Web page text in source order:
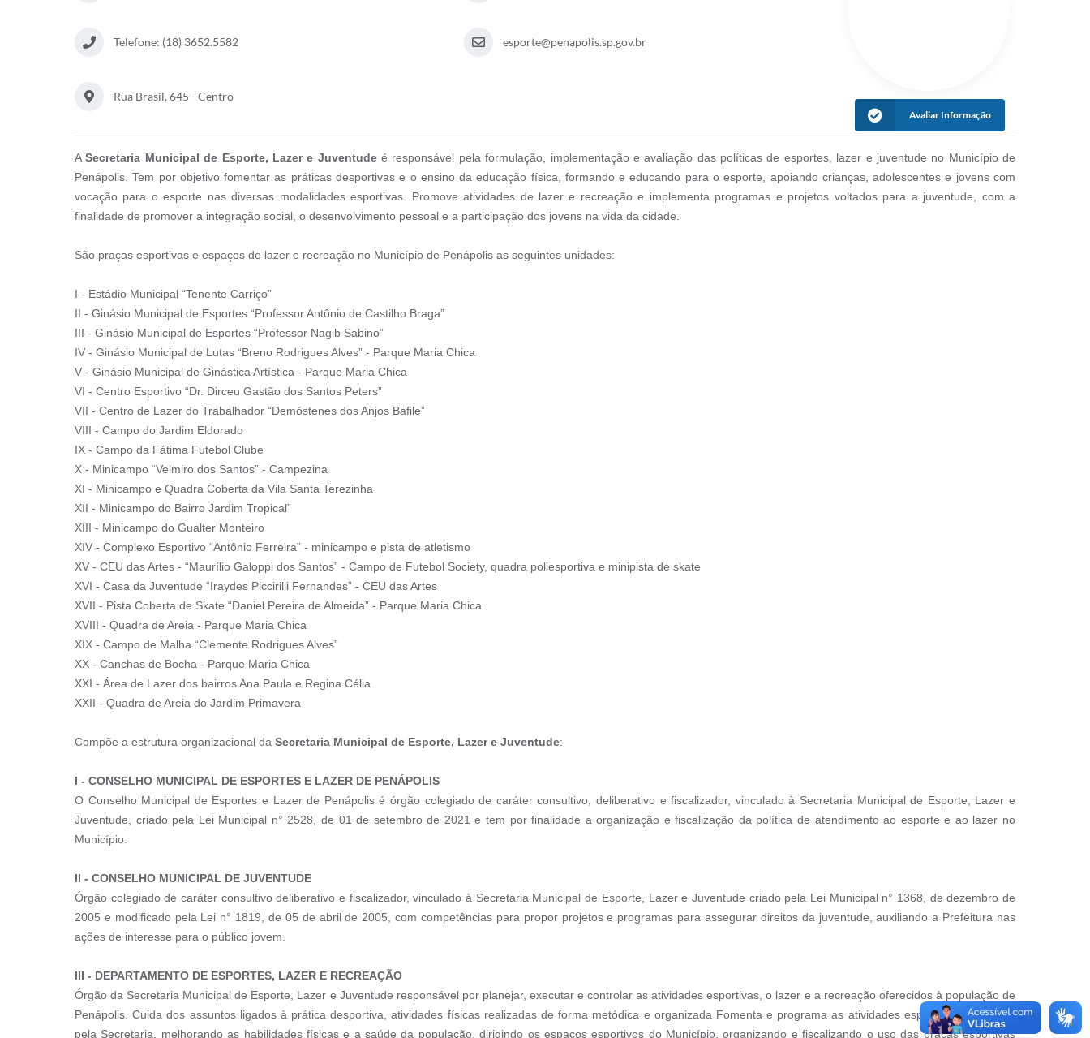
Telefone: (18) 3652.5582 esporte@penapolis.sp.gov.br
Rua Brasil, 645 - Centro
Avaliar Informação
ASecretaria Municipal de Esporte, Lazer e Juventude é responsável pela formulação, implementação e avaliação das políticas de esportes, lazer e juventude no Município de
Penápolis. Tem por objetivo fomentar as práticas desportivas e o ensino da educação física, formando e educando para o esporte, apoiando crianças, adolescentes e jovens com
vocação para o esporte nas diversas modalidades esportivas. Promove atividades de lazer e recreação e implementa programas e projetos voltados para a juventude, com a
finalidade de promover a integração social, o desenvolvimento pessoal e a participação dos jovens na vida da cidade.
São praças esportivas e espaços de lazer e recreação no Município de Penápolis as seguintes unidades:
I - Estádio Municipal “Tenente Carriço”
II - Ginásio Municipal de Esportes “Professor Antônio de Castilho Braga”
III - Ginásio Municipal de Esportes “Professor Nagib Sabino”
IV - Ginásio Municipal de Lutas “Breno Rodrigues Alves” - Parque Maria Chica
V - Ginásio Municipal de Ginástica Artística - Parque Maria Chica
VI - Centro Esportivo “Dr. Dirceu Gastão dos Santos Peters”
VII - Centro de Lazer do Trabalhador “Demóstenes dos Anjos Bafile”
VIII - Campo do Jardim Eldorado
IX - Campo da Fátima Futebol Clube
X - Minicampo “Velmiro dos Santos” - Campezina
XI - Minicampo e Quadra Coberta da Vila Santa Terezinha
XII - Minicampo do Bairro Jardim Tropical”
XIII - Minicampo do Gualter Monteiro
XIV - Complexo Esportivo “Antônio Ferreira” - minicampo e pista de atletismo
XV - CEU das Artes - “Maurílio Galoppi dos Santos” - Campo de Futebol Society, quadra poliesportiva e minipista de skate
XVI - Casa da Juventude “Iraydes Piccirilli Fernandes” - CEU das Artes
XVII - Pista Coberta de Skate “Daniel Pereira de Almeida” - Parque Maria Chica
XVIII - Quadra de Areia - Parque Maria Chica
XIX - Campo de Malha “Clemente Rodrigues Alves”
XX - Canchas de Bocha - Parque Maria Chica
XXI - Área de Lazer dos bairros Ana Paula e Regina Célia
XXII - Quadra de Areia do Jardim Primavera
Compõe a estrutura organizacional da Secretaria Municipal de Esporte, Lazer e Juventude:
I - CONSELHO MUNICIPAL DE ESPORTES E LAZER DE PENÁPOLIS
O Conselho Municipal de Esportes e Lazer de Penápolis é órgão colegiado de caráter consultivo, deliberativo e fiscalizador, vinculado à Secretaria Municipal de Esporte, Lazer e
Juventude, criado pela Lei Municipal n° 2528, de 01 de setembro de 2021 e tem por finalidade a organização e fiscalização da política de atendimento ao esporte e ao lazer no
Município.
II - CONSELHO MUNICIPAL DE JUVENTUDE
Órgão colegiado de caráter consultivo deliberativo e fiscalizador, vinculado à Secretaria Municipal de Esporte, Lazer e Juventude criado pela Lei Municipal n° 1368, de dezembro de
2005 e modificado pela Lei n° 1819, de 05 de abril de 2005, com competências para propor projetos e programas para assegurar direitos da juventude, auxiliando a Prefeitura nas
ações de interesse para o público jovem.
III - DEPARTAMENTO DE ESPORTES, LAZER E RECREAÇÃO
Órgão da Secretaria Municipal de Esporte, Lazer e Juventude responsável por planejar, executar e controlar as atividades esportivas, o lazer e a recreação oferecidos à população de
Penápolis. Cuida dos assuntos ligados à prática desportiva, atividades físicas realizadas de forma metódica e organizada Fomenta e programa as atividades esportivas, propostas
pela Secretaria, melhorando as habilidades físicas e a saúde da população, dirigindo os espaços esportivos do Município, organizando e fiscalizando o uso das praças esportivas